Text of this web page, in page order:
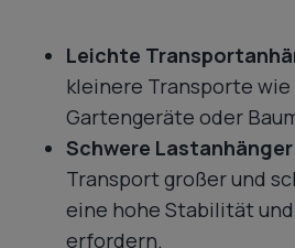
Leichte
kleinere Transporte wie
Gartengeräte oder
Schwere Lastanhänger
Transport großer und
eine hohe Stabilität
erfordern.